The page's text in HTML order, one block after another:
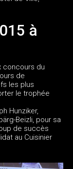
à
concours du
de
les plus
le trophée
Hunziker,
Beizli, pour sa
de succès
au Cuisinier